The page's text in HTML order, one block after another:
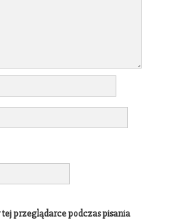
przeglądarce podczas pisania